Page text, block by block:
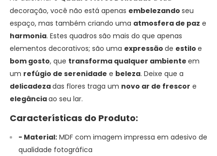
decoração, você não está apenas embelezando seu
espaço, mas também criando uma atmosfera de paz e
harmonia. Estes quadros são mais do que apenas
elementos decorativos; são uma expressão de estilo e
bom gosto, que transforma qualquer ambiente em
um refúgio de serenidade e beleza. Deixe que a
delicadezadas flores traga um novo ar de frescor e
elegânciaao seu lar.
Características do Produto:
- Material: MDF com imagem impressa em adesivo de
qualidade fotográfica